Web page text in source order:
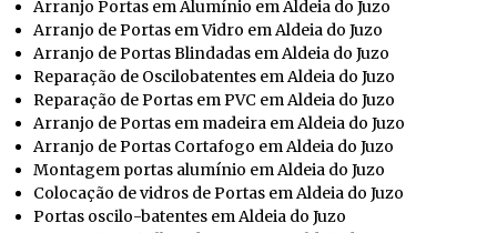
Arranjo Portas em Alumínio em Aldeia do Juzo
Arranjo de Portas em Vidro em Aldeia do Juzo
Arranjo de Portas Blindadas em Aldeia do Juzo
Reparação de Oscilobatentes em Aldeia do Juzo
Reparação de Portas em PVC em Aldeia do Juzo
Arranjo de Portas em madeira em Aldeia do Juzo
Arranjo de Portas Cortafogo em Aldeia do Juzo
Montagem portas alumínio em Aldeia do Juzo
Colocação de vidros de Portas em Aldeia do Juzo
Portas oscilo-batentes em Aldeia do Juzo